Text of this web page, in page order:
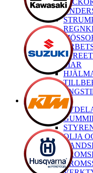
HJÄLMAR
MTB
OLJA